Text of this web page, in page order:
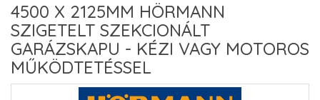
4500 X 2125MM HÖRMANN
SZIGETELT SZEKCIONÁLT
GARÁZSKAPU - KÉZI VAGY MOTOROS
MŰKÖDTETÉSSEL